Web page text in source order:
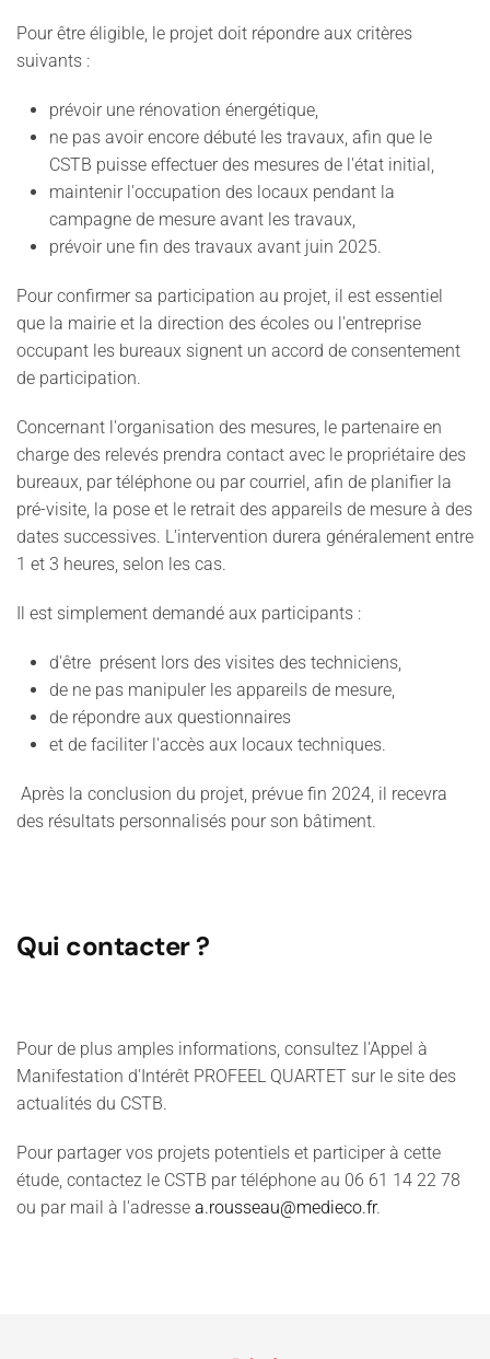
Pour être éligible, le projet doit répondre aux critères
suivants :
prévoir une rénovation énergétique,
ne pas avoir encore débuté les travaux, afin que le
CSTB puisse effectuer des mesures de l'état initial,
maintenir l'occupation des locaux pendant la
campagne de mesure avant les travaux,
prévoir une fin des travaux avant juin 2025.
Pour confirmer sa participation au projet, il est essentiel
que la mairie et la direction des écoles ou l'entreprise
occupant les bureaux signent un accord de consentement
de participation.
Concernant l'organisation des mesures, le partenaire en
charge des relevés prendra contact avec le propriétaire des
bureaux, par téléphone ou par courriel, afin de planifier la
pré-visite, la pose et le retrait des appareils de mesure à des
dates successives. L'intervention durera généralement entre
1 et 3 heures, selon les cas.
Il est simplement demandé aux participants :
d'être présent lors des visites des techniciens,
de ne pas manipuler les appareils de mesure,
de répondre aux questionnaires
et de faciliter l'accès aux locaux techniques.
Après la conclusion du projet, prévue fin 2024, il recevra
des résultats personnalisés pour son bâtiment.
Qui contacter ?
Pour de plus amples informations, consultez l'Appel à
Manifestation d'Intérêt PROFEEL QUARTET sur le site des
actualités du CSTB.
Pour partager vos projets potentiels et participer à cette
étude, contactez le CSTB par téléphone au 06 61 14 22 78
ou par mail à l'adresse a.rousseau@medieco.fr.